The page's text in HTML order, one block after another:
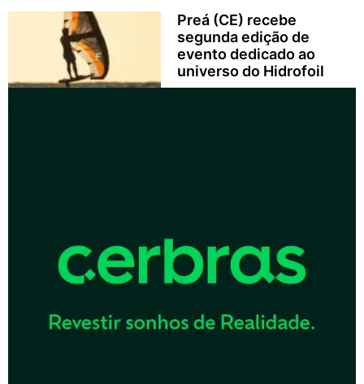
Preá (CE) recebe
segunda edição de
evento dedicado ao
universo do Hidrofoil